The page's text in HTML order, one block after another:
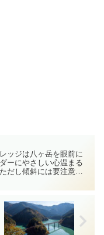
ッジは八ヶ岳を眼前に
ーにやさしい心温まる
だし傾斜には要注意！